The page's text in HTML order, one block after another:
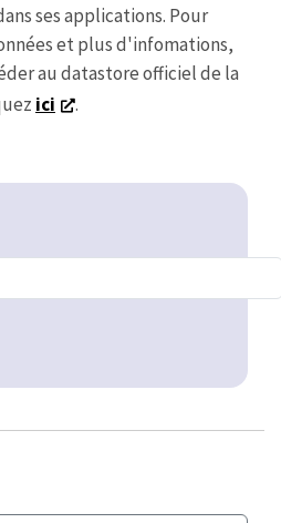
ses applications. Pour
et plus d'infomations,
au datastore officiel de la
ici .